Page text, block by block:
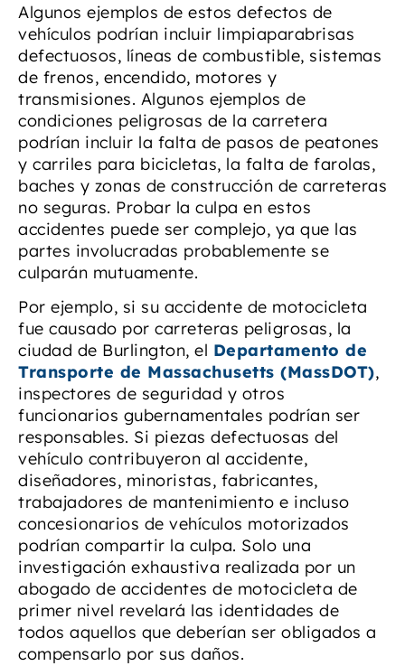
Algunos ejemplos de estos defectos de
vehículos podrían incluir limpiaparabrisas
defectuosos, líneas de combustible, sistemas
de frenos, encendido, motores y
transmisiones. Algunos ejemplos de
condiciones peligrosas de la carretera
podrían incluir la falta de pasos de peatones
y carriles para bicicletas, la falta de farolas,
baches y zonas de construcción de carreteras
no seguras. Probar la culpa en estos
accidentes puede ser complejo, ya que las
partes involucradas probablemente se
culparán mutuamente.
Por ejemplo, si su accidente de motocicleta
fue causado por carreteras peligrosas, la
ciudad de Burlington, el Departamento de
Transporte de Massachusetts (MassDOT),
inspectores de seguridad y otros
funcionarios gubernamentales podrían ser
responsables. Si piezas defectuosas del
vehículo contribuyeron al accidente,
diseñadores, minoristas, fabricantes,
trabajadores de mantenimiento e incluso
concesionarios de vehículos motorizados
podrían compartir la culpa. Solo una
investigación exhaustiva realizada por un
abogado de accidentes de motocicleta de
primer nivel revelará las identidades de
todos aquellos que deberían ser obligados a
compensarlo por sus daños.